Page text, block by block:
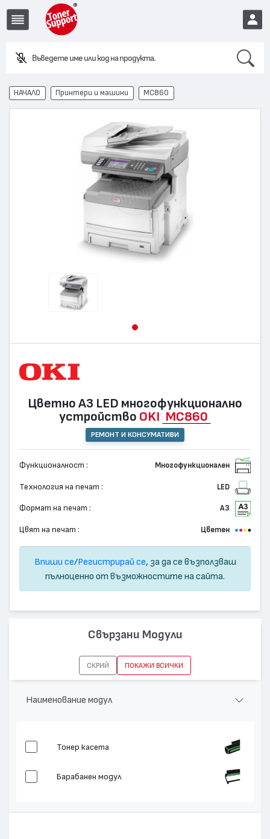
Въведете име или код на продукта.
EUR
НАЧАЛО Принтери и машини MC860
Цветно А3 LED многофункционално
устройство OKI MC860
РЕМОНТ И КОНСУМАТИВИ
Функционалност : Многофункционален
Технология на печат : LED
Формат на печат : А3
Цвят на печат : Цветен
Впиши се/Регистрирай се, за да се възползваш
пълноценно от възможностите на сайта.
Свързани Модули
СКРИЙ ПОКАЖИ ВСИЧКИ
Наименование модул
Тонер касета
Барабанен модул